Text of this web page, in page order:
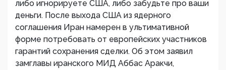
либо игнорируете США, либо забудьте про ваши
деньги. После выхода США из ядерного
соглашения Иран намерен в ультимативной
форме потребовать от европейских участников
гарантий сохранения сделки. Об этом заявил
замглавы иранского МИД Аббас Аракчи,